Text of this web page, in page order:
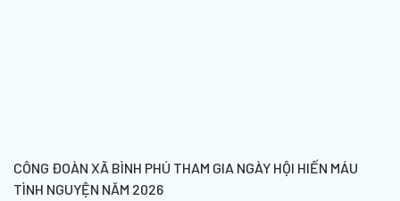
CÔNG ĐOÀN XÃ BÌNH PHÚ THAM GIA NGÀY HỘI HIẾN MÁU
TÌNH NGUYỆN NĂM 2026